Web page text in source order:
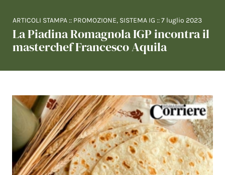
ARTICOLI STAMPA :: PROMOZIONE, SISTEMA IG ::7 luglio 2023
La Piadina Romagnola IGP incontra il
masterchef Francesco Aquila